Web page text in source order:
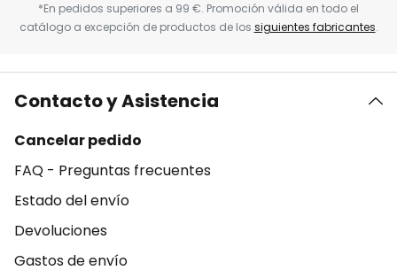
*En pedidos superiores a 99 €. Promoción válida en todo el
catálogo a excepción de productos de los siguientes fabricantes.
Contacto y Asistencia
Cancelar pedido
FAQ - Preguntas frecuentes
Estado del envío
Devoluciones
Gastos de envío